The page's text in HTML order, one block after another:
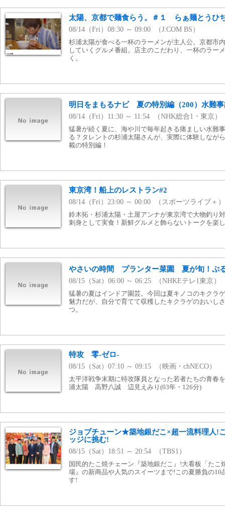
太陽、京都で麺食らう。＃１ らぁ麺とうひ
08/14（Fri）08:30 ～ 09:00 （J:COM BS）
杉浦太陽が食べる一杯のラーメンが主人公。京都市
していくグルメ番組。店主のこだわり、一杯のラー
く。
明日をまもるナビ 夏の特別編（200）水難
08/14（Fri）11:30 ～ 11:54 （NHK総合1・東京）
猛暑が続く夏に、海や川で毎年起きる痛ましい水難
る？タレントの杉浦太陽さんが、実際に体験しなが
載の特別編！
東京湾！船上のレストラン#2
08/14（Fri）23:00 ～ 00:00 （スポーツライブ＋）
鈴木拓・杉浦太陽・土屋アンナが東京湾で大物釣り
刺身として実食！新鮮グルメと飾らないトークを楽
やさいの時間 プランター菜園 夏が旬！ぷ
08/15（Sat）06:00 ～ 06:25 （NHKEテレ1東京）
猛暑の夏はインドア園芸。今回は夏キノコのキクラ
魅力だが、自分で育てて収穫したキクラゲのおいし
つ。
特攻 零-ゼロ-
08/15（Sat）07:10 ～ 09:15 （映画・chNECO）
太平洋戦争末期に特攻隊員となった若者たちの青春
浦太陽 高野八誠 辺見えみり(03年・126分)
ジョブチューン★築地銀だこ×超一流料理人!
ッジに挑む!
08/15（Sat）18:51 ～ 20:54 （TBS1）
国民的たこ焼チェーン『築地銀だこ』!大看板「たこ
場』の新商品や人気のスイーツまで!この夏勝負の10
す!